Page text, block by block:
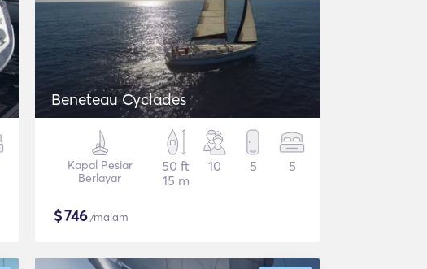
Beneteau Cyclades
Kapal Pesiar
Berlayar
50 ft
15 m
10 5 5
$746/malam